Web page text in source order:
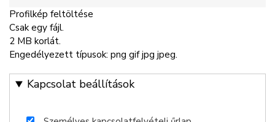
Profilkép feltöltése
Csak egy fájl.
2 MB korlát.
Engedélyezett típusok: png gif jpg jpeg.
Kapcsolat beállítások